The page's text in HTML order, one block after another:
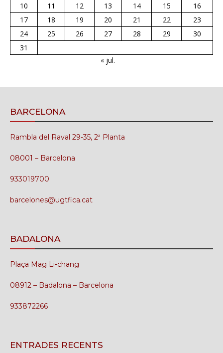
10
11 12 13 14 15
16
17
18 19 20 21 22
23
24
25 26 27 28 29
30
31
« jul.
BARCELONA
Rambla del Raval 29-35, 2ª Planta
08001 – Barcelona
933019700
barcelones@ugtfica.cat
BADALONA
Plaça Mag Li-chang
08912 – Badalona – Barcelona
933872266
ENTRADES RECENTS